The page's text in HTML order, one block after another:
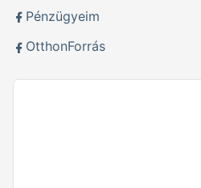
Pénzügyeim
OtthonForrás